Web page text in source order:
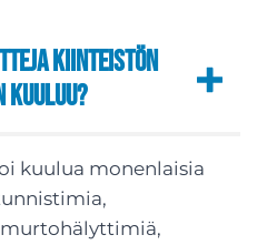
kiinteistön
kuulua monenlaisia